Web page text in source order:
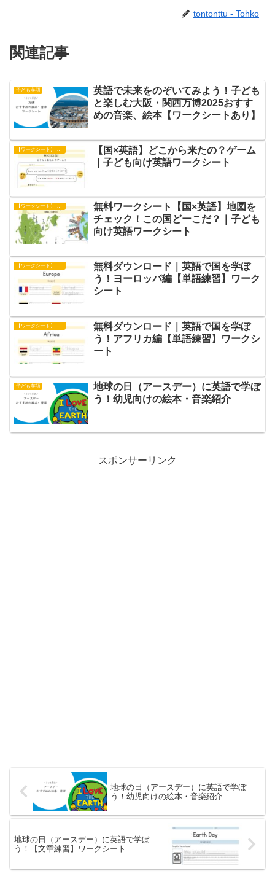
tontonttu - Tohko
関連記事
子ども英語
英語で未来をのぞいてみよう！子ども
と楽しむ大阪・関西万博2025おすす
めの音楽、絵本【ワークシートあり】
【ワークシート】アクティビティ
【国×英語】どこから来たの？ゲーム
｜子ども向け英語ワークシート
無料ワークシート【国×英語】地図を
チェック！この国どーこだ？｜子ども
向け英語ワークシート
【ワークシート】単語練習
無料ダウンロード｜英語で国を学ぼ
う！ヨーロッパ編【単語練習】ワーク
シート
【ワークシート】単語練習
無料ダウンロード｜英語で国を学ぼ
う！アフリカ編【単語練習】ワークシ
ート
子ども英語
地球の日（アースデー）に英語で学ぼ
う！幼児向けの絵本・音楽紹介
スポンサーリンク
地球の日（アースデー）に英語で学ぼ
う！幼児向けの絵本・音楽紹介
地球の日（アースデー）に英語で学ぼ
う！【文章練習】ワークシート